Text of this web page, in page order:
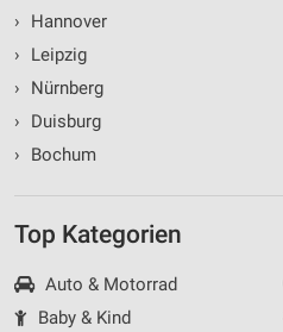
›
Hannover
›
Leipzig
›
Nürnberg
›
Duisburg
›
Bochum
Top Kategorien
Auto & Motorrad
Baby & Kind